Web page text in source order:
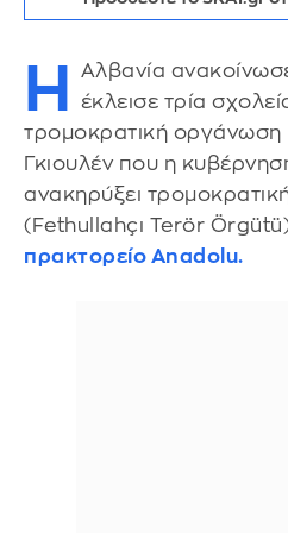
Η
Αλβανία
έκλεισε τρία
τρομοκρατική οργάνωση
Γκιουλέν που η
ανακηρύξει
(Fethullahçı Terör
πρακτορείο Anadolu.